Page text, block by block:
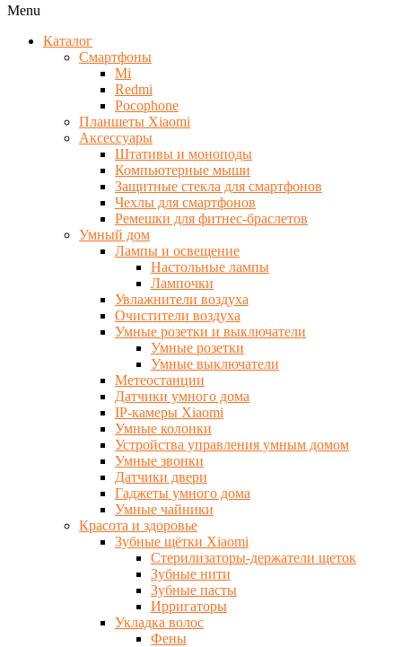
Menu
Каталог
Смартфоны
Mi
Redmi
Pocophone
Планшеты Xiaomi
Аксессуары
Штативы и моноподы
Компьютерные мыши
Защитные стекла для смартфонов
Чехлы для смартфонов
Ремешки для фитнес-браслетов
Умный дом
Лампы и освещение
Настольные лампы
Лампочки
Увлажнители воздуха
Очистители воздуха
Умные розетки и выключатели
Умные розетки
Умные выключатели
Метеостанции
Датчики умного дома
IP-камеры Xiaomi
Умные колонки
Устройства управления умным домом
Умные звонки
Датчики двери
Гаджеты умного дома
Умные чайники
Красота и здоровье
Зубные щётки Xiaomi
Стерилизаторы-держатели щеток
Зубные нити
Зубные пасты
Ирригаторы
Укладка волос
Фены